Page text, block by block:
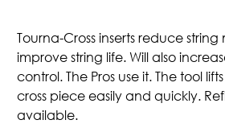
Tourna-Cross inserts reduce
improve string life. Will also
control. The Pros use it. The tool
cross piece easily and quickly.
available.